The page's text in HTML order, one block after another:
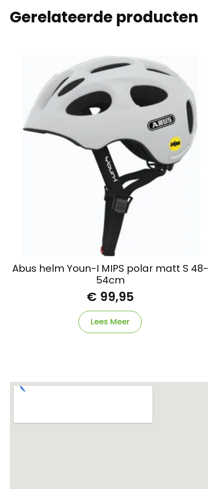
Gerelateerde producten
Abus helm Youn-I MIPS polar matt S 48-
54cm
€ 99,95
Lees Meer